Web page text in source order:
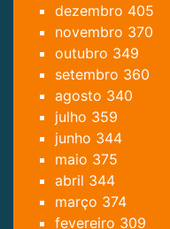
dezembro 405
novembro 370
outubro 349
setembro 360
agosto 340
julho 359
junho 344
maio 375
abril 344
março 374
fevereiro 309